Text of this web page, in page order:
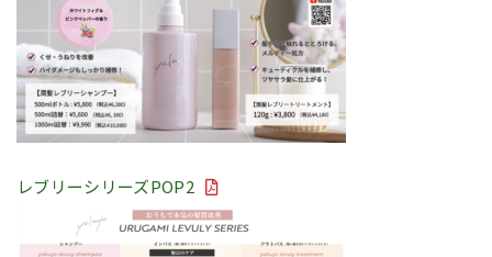
レブリーシリーズPOP2